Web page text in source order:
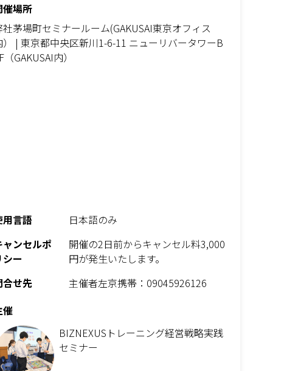
催場所
社茅場町セミナールーム(GAKUSAI東京オフィス
） | 東京都中央区新川1-6-11 ニューリバータワーB
（GAKUSAI内）
用言語
日本語のみ
ャンセルポ
シー
開催の2日前からキャンセル料3,000
円が発生いたします。
合せ先
主催者左京携帯：09045926126
催
BIZNEXUSトレーニング経営戦略実践
セミナー